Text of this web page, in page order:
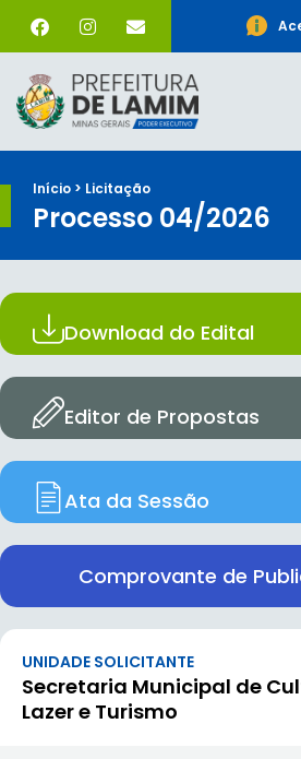
Início > Licitação
Processo 04/2026
Download do Edital
Editor de Propostas
Ata da Sessão
Comprovante de
UNIDADE SOLICITANTE
Secretaria Municipal de
Lazer e Turismo